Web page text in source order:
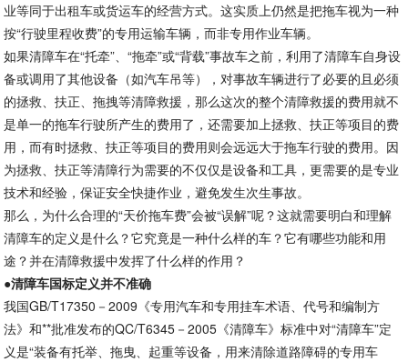
业等同于出租车或货运车的经营方式。这实质上仍然是把拖车视为一种
按“行驶里程收费”的专用运输车辆，而非专用作业车辆。
如果清障车在“托牵”、“拖牵”或“背载”事故车之前，利用了清障车自身设
备或调用了其他设备（如汽车吊等），对事故车辆进行了必要的且必须
的拯救、扶正、拖拽等清障救援，那么这次的整个清障救援的费用就不
是单一的拖车行驶所产生的费用了，还需要加上拯救、扶正等项目的费
用，而有时拯救、扶正等项目的费用则会远远大于拖车行驶的费用。因
为拯救、扶正等清障行为需要的不仅仅是设备和工具，更需要的是专业
技术和经验，保证安全快捷作业，避免发生次生事故。
那么，为什么合理的“天价拖车费”会被“误解”呢？这就需要明白和理解
清障车的定义是什么？它究竟是一种什么样的车？它有哪些功能和用
途？并在清障救援中发挥了什么样的作用？
●清障车国标定义并不准确
我国GB/T17350－2009《专用汽车和专用挂车术语、代号和编制方
法》和**批准发布的QC/T6345－2005《清障车》标准中对“清障车”定
义是“装备有托举、拖曳、起重等设备，用来清除道路障碍的专用车